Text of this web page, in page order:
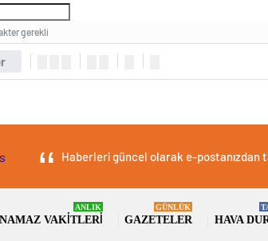
gerekli
Haberleri güncel olarak e-postanızdan
NAMAZ VAKITLERI
ANLIK
GAZETELER
GÜNLÜK
HAVA